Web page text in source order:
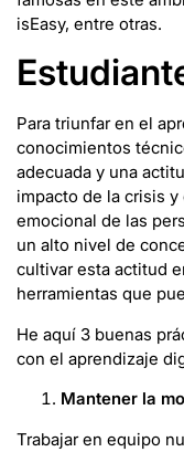
isEasy, entre otras.
Para triunfar en el
conocimientos
adecuada y una
impacto de la crisis
emocional de las
un alto nivel de
cultivar esta actitud
herramientas que
He aquí 3 buenas
con el aprendizaje
Mantener la
Trabajar en equipo